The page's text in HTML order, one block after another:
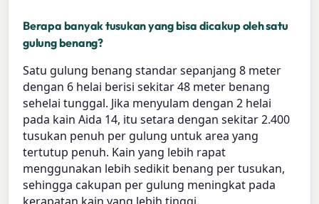
Berapa banyak tusukan yang bisa dicakup oleh satu
gulung benang?
Satu gulung benang standar sepanjang 8 meter
dengan 6 helai berisi sekitar 48 meter benang
sehelai tunggal. Jika menyulam dengan 2 helai
pada kain Aida 14, itu setara dengan sekitar 2.400
tusukan penuh per gulung untuk area yang
tertutup penuh. Kain yang lebih rapat
menggunakan lebih sedikit benang per tusukan,
sehingga cakupan per gulung meningkat pada